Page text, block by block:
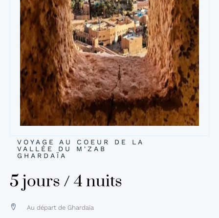
VOYAGE AU COEUR DE LA
VALLÉE DU M'ZAB
GHARDAÏA
5 jours / 4 nuits
Au départ de Ghardaïa